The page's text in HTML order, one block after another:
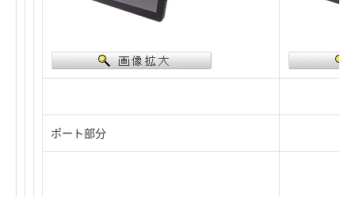
ポート部分